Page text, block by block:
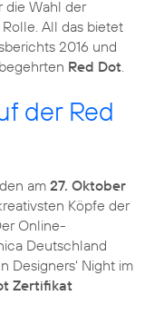
die Wahl der
All das bietet
2016 und
Red Dot
der Red
am27. Oktober
Köpfe der
Online-
Deutschland
Designers‘ Night im
Zertifikat